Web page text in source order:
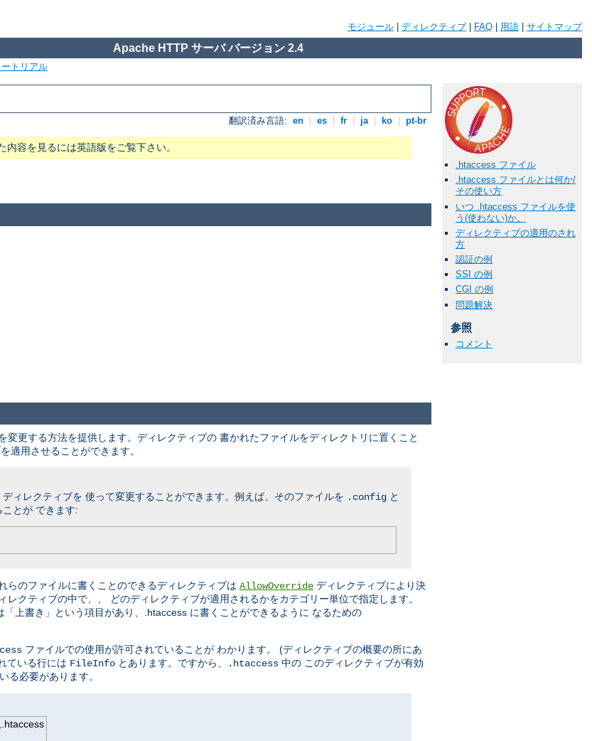
モジュール ディレクティブ FAQ 用語 サイトマップ
Apache HTTP サーバ バージョン 2.4
トリアル
翻訳済み言語: en es fr ja ko pt-br
容を見るには英語版をご覧下さい。
.htaccess ファイル
.htaccess ファイルとは何か/
その使い方
いつ .htaccess ファイルを使
う(使わない)か。
ディレクティブの適用のされ
方
認証の例
SSI の例
CGI の例
問題解決
参照
コメント
更する方法を提供します。ディレクティブの 書かれたファイルをディレクトリに置くこと
適用させることができます。
ディレクティブを 使って変更することができます。例えば、そのファイルを .config と
とが できます:
らのファイルに書くことのできるディレクティブは AllowOverride ディレクティブにより決
レクティブの中で、、 どのディレクティブが適用されるかをカテゴリー単位で指定します。
上書き」という項目があり、.htaccess に書くことができるように なるための
ファイルでの使用が許可されていることが わかります。 (ディレクティブの概要の所にあ
ている行には FileInfo とあります。ですから、 .htaccess 中の このディレクティブが有効
る必要があります。